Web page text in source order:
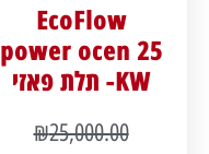
EcoFlow
power ocen 25
KW- תלת פאזי
₪25,000.00